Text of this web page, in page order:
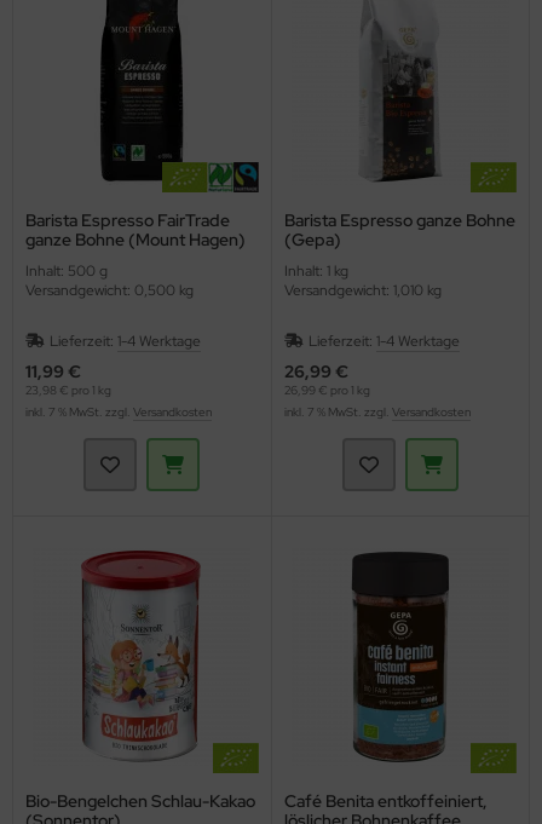
Barista Espresso FairTrade
ganze Bohne (Mount Hagen)
Inhalt: 500 g
Versandgewicht: 0,500 kg
Lieferzeit: 1-4 Werktage
11,99 €
23,98 € pro 1 kg
inkl. 7 % MwSt. zzgl. Versandkosten
Barista Espresso ganze Bohne
(Gepa)
Inhalt: 1 kg
Versandgewicht: 1,010 kg
Lieferzeit: 1-4 Werktage
26,99 €
26,99 € pro 1 kg
inkl. 7 % MwSt. zzgl. Versandkosten
Bio-Bengelchen Schlau-Kakao
Café Benita entkoffeiniert,